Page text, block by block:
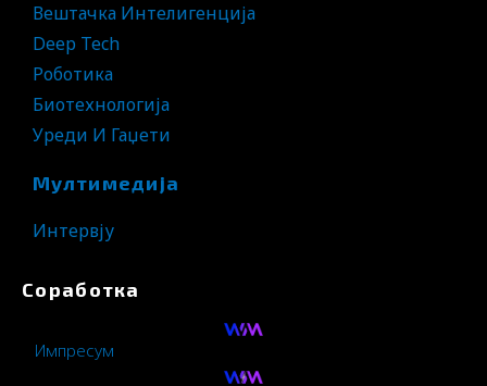
Вештачка Интелигенција
Deep Tech
Роботика
Биотехнологија
Уреди И Гаџети
Мултимедија
Интервју
Соработка
Импресум